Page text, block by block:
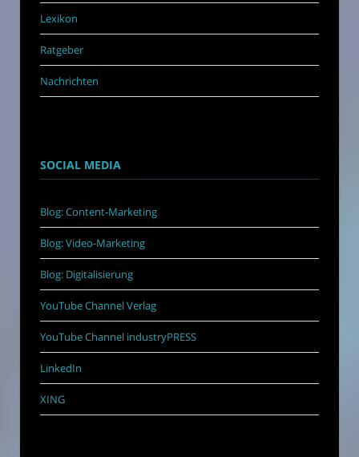
Lexikon
Ratgeber
Nachrichten
SOCIAL MEDIA
Blog: Content-Marketing
Blog: Video-Marketing
Blog: Digitalisierung
YouTube Channel Verlag
YouTube Channel industryPRESS
LinkedIn
XING